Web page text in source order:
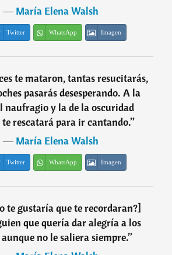
―María Elena Walsh
Twitter WhatsApp Imagen
te mataron, tantas resucitarás,
pasarás desesperando. A la
naufragio y la de la oscuridad
rescatará para ir cantando.”
―María Elena Walsh
Twitter WhatsApp Imagen
te gustaría que te recordaran?]
que quería dar alegría a los
aunque no le saliera siempre.”